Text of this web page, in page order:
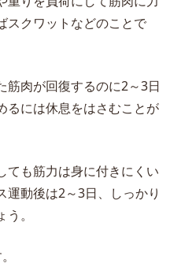
スクワットなどのことで
筋肉が回復するのに2～3日
るには休息をはさむことが
ても筋力は身に付きにくい
運動後は2～3日、しっかり
。